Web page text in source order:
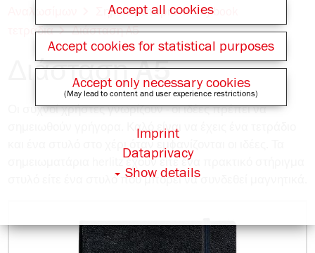
Σημειωματάρια
my.book
τετράδια
Διάσταση A5
Διάσταση A5
Οι συχνοί χρήστες γνωρίζουν - οι ιδέες πρέπει να
σημειωθούν γρήγορα. Καλό είναι να έχεις ένα τετράδιο
σημειωματάρια herlitz έχουν είτε ένα πρακτικό στήριγμα
στυλό είτε ένα στυλό που μπορεί να συνδεθεί μαγνητικά.
Accept all cookies
Accept cookies for statistical purposes
Accept only necessary cookies
(May lead to content and user experience restrictions)
Show details
Dataprivacy
Imprint